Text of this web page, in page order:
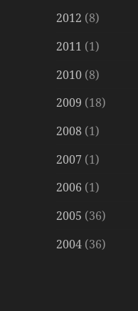
2012 (8)
2011 (1)
2010 (8)
2009 (18)
2008 (1)
2007 (1)
2006 (1)
2005 (36)
2004 (36)